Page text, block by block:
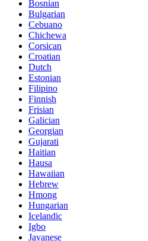
Bosnian
Bulgarian
Cebuano
Chichewa
Corsican
Croatian
Dutch
Estonian
Filipino
Finnish
Frisian
Galician
Georgian
Gujarati
Haitian
Hausa
Hawaiian
Hebrew
Hmong
Hungarian
Icelandic
Igbo
Javanese